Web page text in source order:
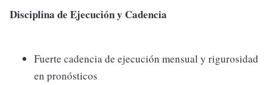
Disciplina de Ejecución y Cadencia
Fuerte cadencia de ejecución mensual y rigurosidad
en pronósticos